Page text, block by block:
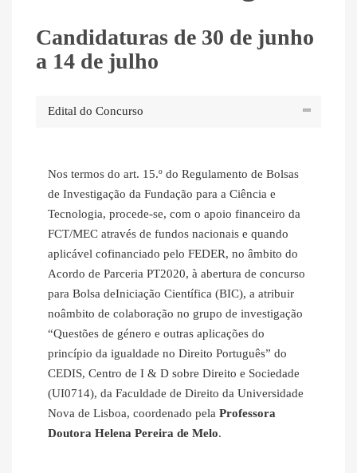
Candidaturas de 30 de junho
a 14 de julho
Edital do Concurso
Nos termos do art. 15.º do Regulamento de Bolsas
de Investigação da Fundação para a Ciência e
Tecnologia, procede-se, com o apoio financeiro da
FCT/MEC através de fundos nacionais e quando
aplicável cofinanciado pelo FEDER, no âmbito do
Acordo de Parceria PT2020, à abertura de concurso
para Bolsa deIniciação Científica (BIC), a atribuir
noâmbito de colaboração no grupo de investigação
“Questões de género e outras aplicações do
princípio da igualdade no Direito Português” do
CEDIS, Centro de I & D sobre Direito e Sociedade
(UI0714), da Faculdade de Direito da Universidade
Nova de Lisboa, coordenado pela Professora
Doutora Helena Pereira de Melo.